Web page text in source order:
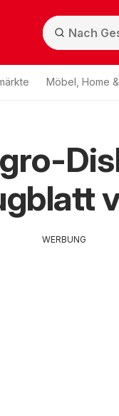
Möbel, Home
WERBUNG